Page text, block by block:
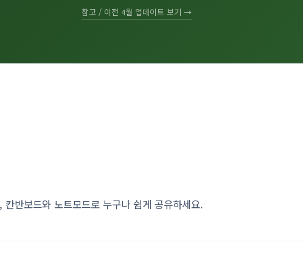
참고 / 이전 4월 업데이트 보기 →
반보드와 노트모드로 누구나 쉽게 공유하세요.